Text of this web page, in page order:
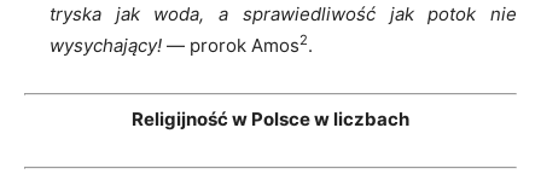
tryska jak woda, a sprawiedliwość jak potok nie
wysychający! — prorok Amos2.
Religijność w Polsce w liczbach